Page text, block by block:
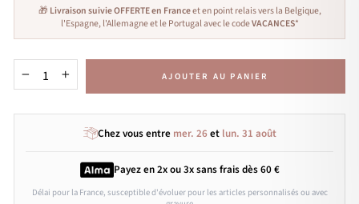
🎁 Livraison suivie OFFERTE en Franceet en point relais vers la Belgique,
l'Espagne, l'Allemagne et le Portugal avec le codeVACANCES*
+ AJOUTER AU PANIER
Chez vous entre mer. 26et lun. 31 août
Payez en 2x ou 3xsans fraisdès 60 €
Délai pour la France, susceptible d'évoluer pour les articles personnalisés ou avec